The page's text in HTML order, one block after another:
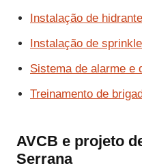
Instalação de
Instalação de
Sistema de alarme e
Treinamento de
AVCB e projeto
Serrana